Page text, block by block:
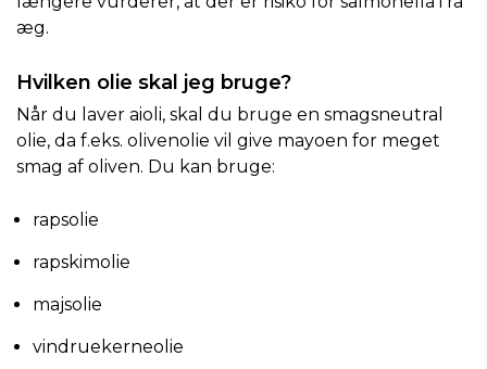
æg.
Hvilken olie skal jeg bruge?
Når du laver aioli, skal du bruge en smagsneutral
olie, da f.eks. olivenolie vil give mayoen for meget
smag af oliven. Du kan bruge:
rapsolie
rapskimolie
majsolie
vindruekerneolie